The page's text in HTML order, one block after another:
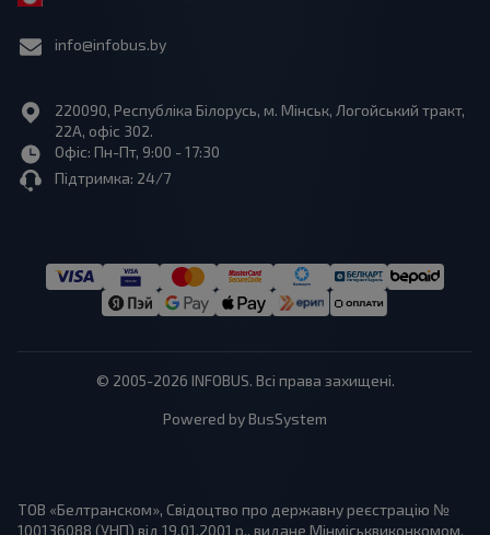
info@infobus.by
220090, Республіка Білорусь, м. Мінськ, Логойський тракт,
22А, офіс 302.
Офіс: Пн-Пт, 9:00 - 17:30
Підтримка: 24/7
© 2005-2026 INFOBUS. Всі права захищені.
Powered by BusSystem
ТОВ «Белтранском», Свідоцтво про державну реєстрацію №
100136088 (УНП) від 19.01.2001 р., видане Мінміськвиконкомом.